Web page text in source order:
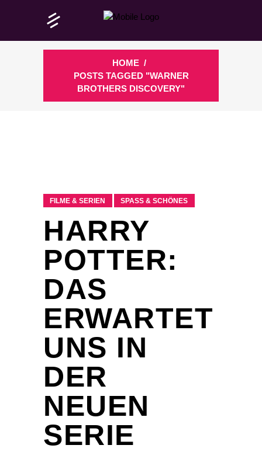
HOME /
POSTS TAGGED "WARNER
BROTHERS DISCOVERY"
FILME & SERIEN SPASS & SCHÖNES
HARRY
POTTER:
DAS
ERWARTET
UNS IN
DER
NEUEN
SERIE